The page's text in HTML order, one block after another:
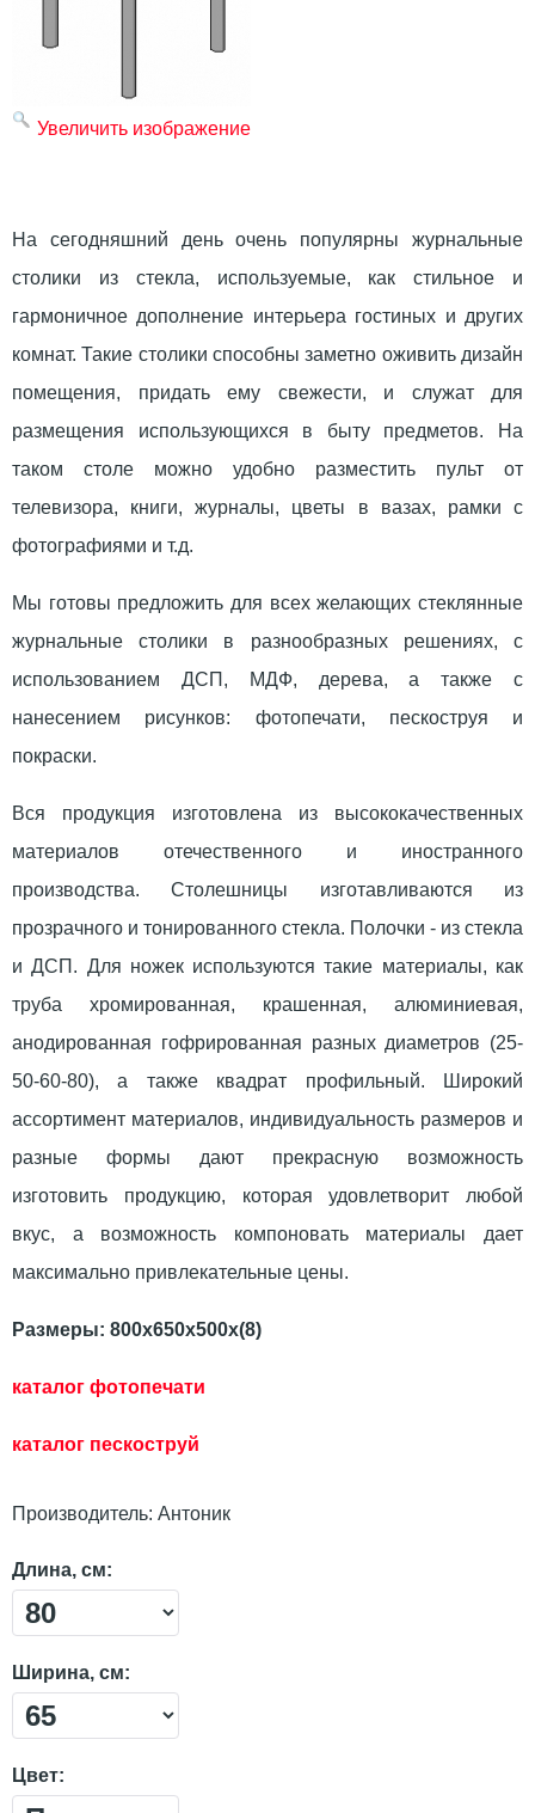
Увеличить изображение
На сегодняшний день очень популярны журнальные
столики из стекла, используемые, как стильное и
гармоничное дополнение интерьера гостиных и других
комнат. Такие столики способны заметно оживить дизайн
помещения, придать ему свежести, и служат для
размещения использующихся в быту предметов. На
таком столе можно удобно разместить пульт от
телевизора, книги, журналы, цветы в вазах, рамки с
фотографиями и т.д.
Мы готовы предложить для всех желающих стеклянные
журнальные столики в разнообразных решениях, с
использованием ДСП, МДФ, дерева, а также с
нанесением рисунков: фотопечати, пескоструя и
покраски.
Вся продукция изготовлена из высококачественных
материалов отечественного и иностранного
производства. Столешницы изготавливаются из
прозрачного и тонированного стекла. Полочки - из стекла
и ДСП. Для ножек используются такие материалы, как
труба хромированная, крашенная, алюминиевая,
анодированная гофрированная разных диаметров (25-
50-60-80), а также квадрат профильный. Широкий
ассортимент материалов, индивидуальность размеров и
разные формы дают прекрасную возможность
изготовить продукцию, которая удовлетворит любой
вкус, а возможность компоновать материалы дает
максимально привлекательные цены.
Размеры: 800х650х500х(8)
каталог фотопечати
каталог пескоструй
Производитель: Антоник
Длина, см:
Ширина, см:
Цвет: